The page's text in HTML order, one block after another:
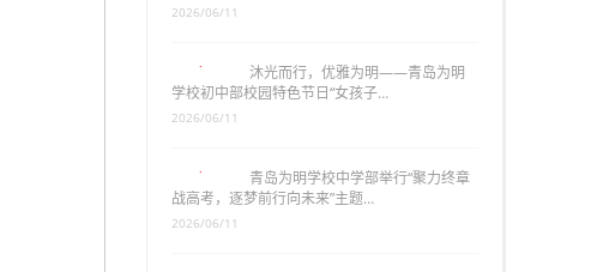
沐光而行，优雅为明——青岛为明
学校初中部校园特色节日“女孩子…
青岛为明学校中学部举行“聚力终章
战高考，逐梦前行向未来”主题…
2026/06/11